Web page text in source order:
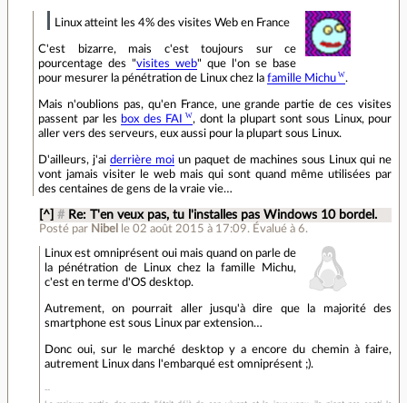
Linux atteint les 4% des visites Web en France
C'est bizarre, mais c'est toujours sur ce
pourcentage des "visites web" que l'on se base
pour mesurer la pénétration de Linux chez lafamille Michu .
Mais n'oublions pas, qu'en France, une grande partie de ces visites
passent par les box des FAI
, dont la plupart sont sous Linux, pour
aller vers des serveurs, eux aussi pour la plupart sous Linux.
D'ailleurs, j'aiderrière moi un paquet de machines sous Linux qui ne
vont jamais visiter le web mais qui sont quand même utilisées par
des centaines de gens de la vraie vie…
[^] # Re: T'en veux pas, tu l'installes pas Windows 10 bordel.
Posté par Nibel le 02 août 2015 à 17:09. Évalué à 6.
Linux est omniprésent oui mais quand on parle de
la pénétration de Linux chez la famille Michu,
c'est en terme d'OS desktop.
Autrement, on pourrait aller jusqu'à dire que la majorité des
smartphone est sous Linux par extension…
Donc oui, sur le marché desktop y a encore du chemin à faire,
autrement Linux dans l'embarqué est omniprésent ;).